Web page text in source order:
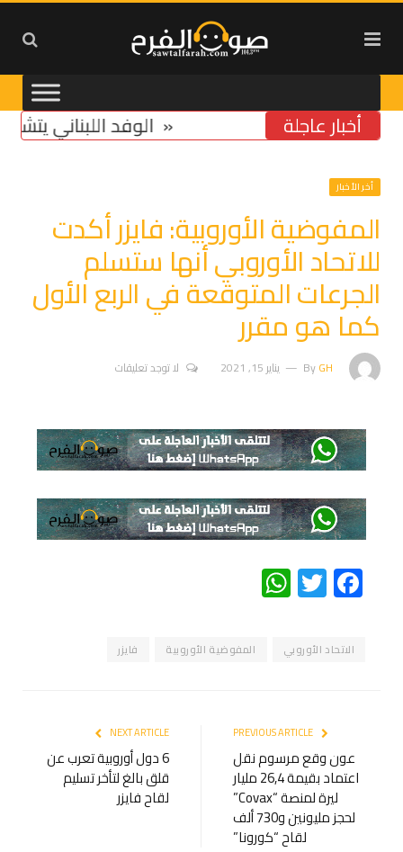
أخبار عاجلة الوفد اللبناني
أخر الأخبار
المفوضية الأوروبية: فايزر أكدت
للاتحاد الأوروبي أنها ستسلم
الجرعات المتوقعة في الربع الأول
كما هو مقرر
ByGH يناير 15, 2021 لا توجد تعليقات
Facebook
Twitter
WhatsApp
الاتحاد الأوروبي المفوضية الأوروبية فايزر
عون وقع مرسوم نقل
اعتماد بقيمة 26,4 مليار
ليرة لمنصة “Covax”
لحجز مليونين و730 ألف
لقاح “كورونا”
NEXT ARTICLE
6 دول أوروبية تعرب عن
قلق بالغ لتأخر تسليم
لقاح فايزر